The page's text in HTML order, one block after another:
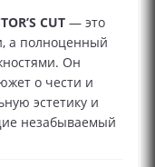
CUT — это
а полноценный
Он
о чести и
эстетику и
незабываемый